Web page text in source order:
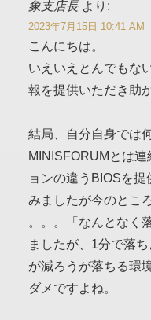
象支店長 より:
2023年7月15日 10:41 AM
こんにちは。
いえいえとんでもな
報を提供いただき助
結局、自分自身では
MINISFORUMとは
ョンの違うBIOSを
みましたが今のとこ
。。。「なんとなく
ましたが、1分で落
が減ろうが落ちる環
ダメですよね。